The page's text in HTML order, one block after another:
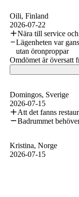
Oili, Finland
2026-07-22
Nära till service
Lägenheten var
utan öronproppar
Omdömet är översatt
Domingos, Sverige
2026-07-15
Att det fanns
Badrummet
Kristina, Norge
2026-07-15